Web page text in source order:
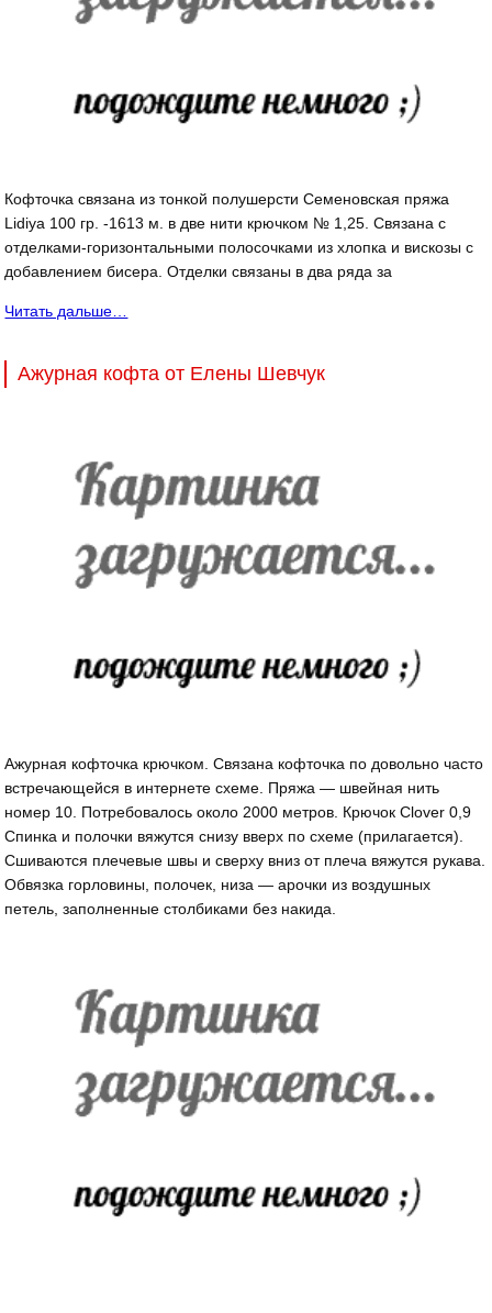
Кофточка связана из тонкой полушерсти Семеновская пряжа
Lidiya 100 гр. -1613 м. в две нити крючком № 1,25. Связана с
отделками-горизонтальными полосочками из хлопка и вискозы с
добавлением бисера. Отделки связаны в два ряда за
Читать дальше…
Ажурная кофта от Елены Шевчук
Ажурная кофточка крючком. Связана кофточка по довольно часто
встречающейся в интернете схеме. Пряжа — швейная нить
номер 10. Потребовалось около 2000 метров. Крючок Clover 0,9
Спинка и полочки вяжутся снизу вверх по схеме (прилагается).
Сшиваются плечевые швы и сверху вниз от плеча вяжутся рукава.
Обвязка горловины, полочек, низа — арочки из воздушных
петель, заполненные столбиками без накида.